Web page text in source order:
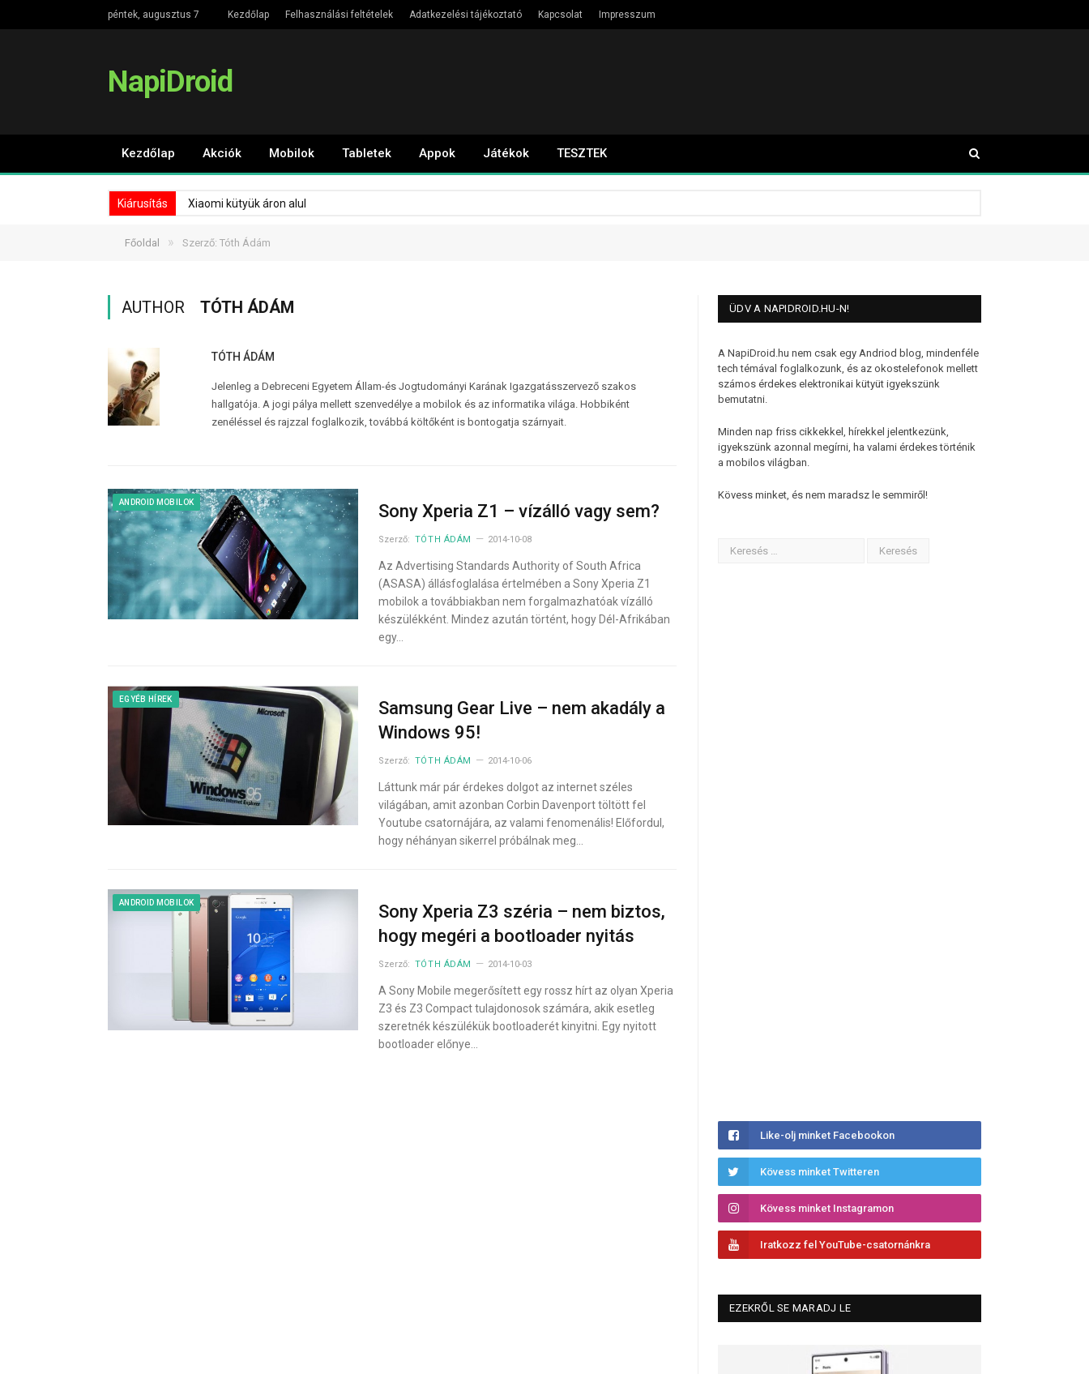
péntek, augusztus 7 Kezdőlap Felhasználási feltételek Adatkezelési tájékoztató Kapcsolat Impresszum
NapiDroid
Kezdőlap Akciók Mobilok Tabletek Appok Játékok TESZTEK
Kiárusítás Xiaomi kütyük áron alul
Főoldal » Szerző: Tóth Ádám
AUTHOR TÓTH ÁDÁM
TÓTH ÁDÁM
Jelenleg a Debreceni Egyetem Állam-és Jogtudományi Karának Igazgatásszervező szakos
hallgatója. A jogi pálya mellett szenvedélye a mobilok és az informatika világa. Hobbiként
zenéléssel és rajzzal foglalkozik, továbbá költőként is bontogatja szárnyait.
ANDROID MOBILOK Sony Xperia Z1 – vízálló vagy sem?
Szerző: TÓTH ÁDÁM 2014-10-08
Az Advertising Standards Authority of South Africa
(ASASA) állásfoglalása értelmében a Sony Xperia Z1
mobilok a továbbiakban nem forgalmazhatóak vízálló
készülékként. Mindez azután történt, hogy Dél-Afrikában
egy…
EGYÉB HÍREK
Samsung Gear Live – nem akadály a
Windows 95!
Szerző: TÓTH ÁDÁM 2014-10-06
Láttunk már pár érdekes dolgot az internet széles
világában, amit azonban Corbin Davenport töltött fel
Youtube csatornájára, az valami fenomenális! Előfordul,
hogy néhányan sikerrel próbálnak meg…
ANDROID MOBILOK
Sony Xperia Z3 széria – nem biztos,
hogy megéri a bootloader nyitás
Szerző: TÓTH ÁDÁM 2014-10-03
A Sony Mobile megerősített egy rossz hírt az olyan Xperia
Z3 és Z3 Compact tulajdonosok számára, akik esetleg
szeretnék készülékük bootloaderét kinyitni. Egy nyitott
bootloader előnye…
ÜDV A NAPIDROID.HU-N!
A NapiDroid.hu nem csak egy Andriod blog, mindenféle
tech témával foglalkozunk, és az okostelefonok mellett
számos érdekes elektronikai kütyüt igyekszünk
bemutatni.
Minden nap friss cikkekkel, hírekkel jelentkezünk,
igyekszünk azonnal megírni, ha valami érdekes történik
a mobilos világban.
Kövess minket, és nem maradsz le semmiről!
Like-olj minket Facebookon
Kövess minket Twitteren
Kövess minket Instagramon
Iratkozz fel YouTube-csatornánkra
EZEKRŐL SE MARADJ LE